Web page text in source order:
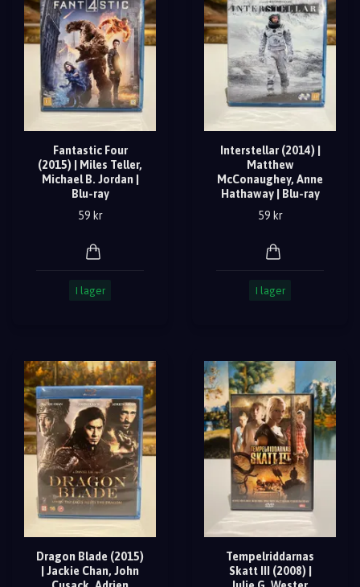
Fantastic Four
(2015) | Miles Teller,
Michael B. Jordan |
Blu-ray
59 kr
I lager
Interstellar (2014) |
Matthew
McConaughey, Anne
Hathaway | Blu-ray
59 kr
I lager
Dragon Blade (2015)
| Jackie Chan, John
Tempelriddarnas
Skatt III (2008) |